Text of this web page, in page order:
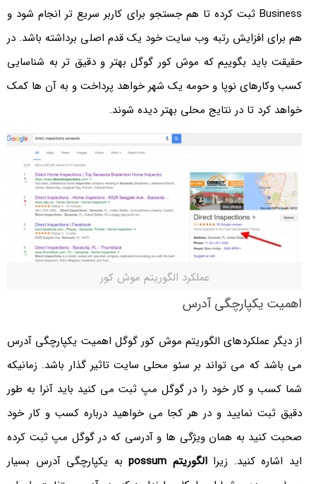
Business ثبت کرده تا هم جستجو برای کاربر سریع تر انجام شود و
هم برای افزایش رتبه وب سایت خود یک قدم اصلی برداشته باشد. در
حقیقت باید بگوییم که موش کور گوگل بهتر و دقیق تر به شناسایی
کسب وکارهای نوپا و حومه یک شهر خواهد پرداخت و به آن ها کمک
خواهد کرد تا در نتایج محلی بهتر دیده شوند.
عملکرد الگوریتم موش کور
اهمیت یکپارچگی آدرس
از دیگر عملکردهای الگوریتم موش کور گوگل اهمیت یکپارچگی آدرس
می باشد که می تواند بر سئو محلی سایت تاثیر گذار باشد. زمانیکه
شما کسب و کار خود را در گوگل مپ ثبت می کنید باید آنرا به طور
دقیق ثبت نمایید و در هر کجا می خواهید درباره کسب و کار خود
صحبت کنید به همان ویژگی ها و آدرسی که در گوگل مپ ثبت کرده
اید اشاره کنید. زیرا الگوریتم possum
به یکپارچگی آدرس بسیار